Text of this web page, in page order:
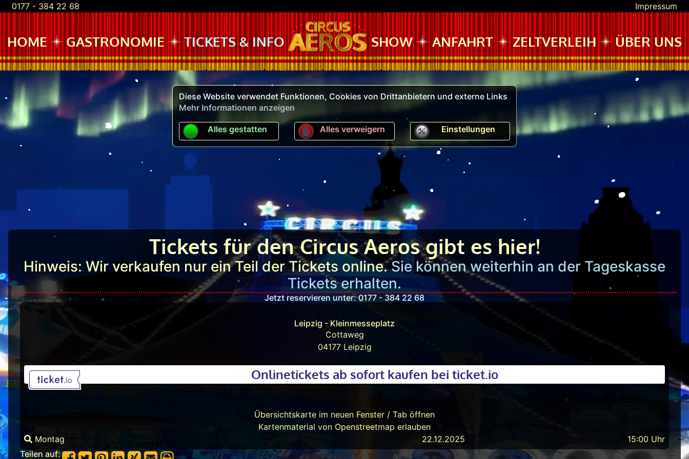
0177 - 384 22 68 Impressum
HOME GASTRONOMIE TICKETS & INFO SHOW ANFAHRT ZELTVERLEIH ÜBER UNS
Diese Website verwendet Funktionen, Cookies von Drittanbietern und externe Links
Mehr Informationen anzeigen
Alles gestatten Alles verweigern Einstellungen
Tickets für den Circus Aeros gibt es hier!
Hinweis: Wir verkaufen nur ein Teil der Tickets online.Sie können weiterhin an der Tageskasse
Tickets erhalten.
Jetzt reservieren unter: 0177 - 384 22 68
Leipzig - Kleinmesseplatz
Cottaweg
04177 Leipzig
Onlinetickets ab sofort kaufen bei ticket.io
Übersichtskarte im neuen Fenster / Tab öffnen
Kartenmaterial von Openstreetmap erlauben
Montag
22.12.2025
15:00 Uhr
Teilen auf: